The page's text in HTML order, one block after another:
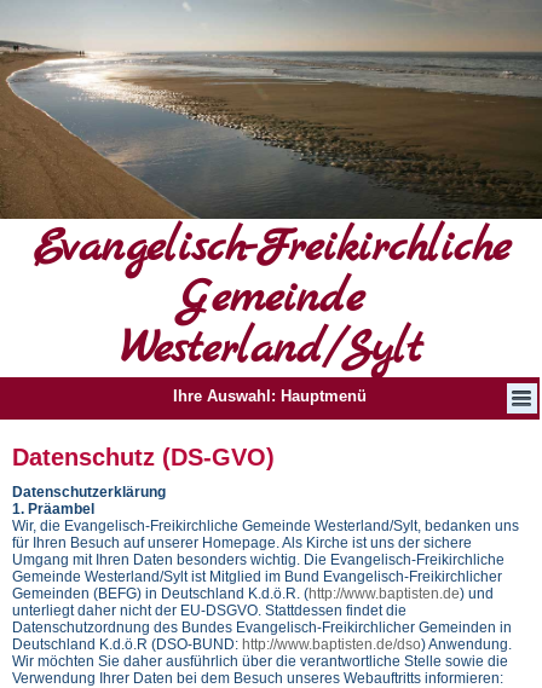
Evangelisch-Freikirchliche
Gemeinde
Westerland/Sylt
Ihre Auswahl: Hauptmenü
Datenschutz (DS-GVO)
Datenschutzerklärung
1. Präambel
Wir, die Evangelisch-Freikirchliche Gemeinde Westerland/Sylt, bedanken uns
für Ihren Besuch auf unserer Homepage. Als Kirche ist uns der sichere
Umgang mit Ihren Daten besonders wichtig. Die Evangelisch-Freikirchliche
Gemeinde Westerland/Sylt ist Mitglied im Bund Evangelisch-Freikirchlicher
Gemeinden (BEFG) in Deutschland K.d.ö.R. (http://www.baptisten.de) und
unterliegt daher nicht der EU-DSGVO. Stattdessen findet die
Datenschutzordnung des Bundes Evangelisch-Freikirchlicher Gemeinden in
Deutschland K.d.ö.R (DSO-BUND: http://www.baptisten.de/dso) Anwendung.
Wir möchten Sie daher ausführlich über die verantwortliche Stelle sowie die
Verwendung Ihrer Daten bei dem Besuch unseres Webauftritts informieren: